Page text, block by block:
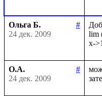
Ольга Б.
#
24 дек. 2009
lim
О.А.
#
24 дек. 2009